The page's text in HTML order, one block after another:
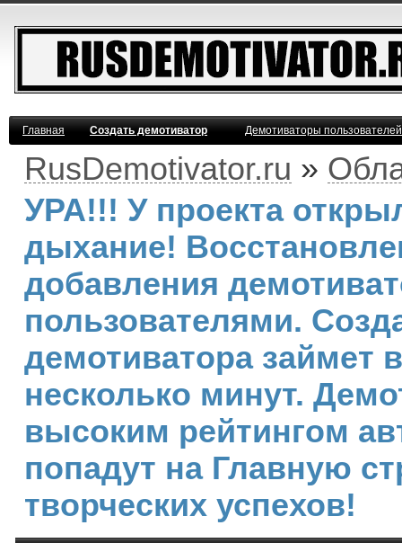
Главная Создать демотиватор Демотиваторы
RusDemotivator.ru »
УРА!!! У проекта
дыхание!
добавления
пользователями.
демотиватора займет
несколько минут.
высоким рейтингом
попадут на Главную
творческих успехов!